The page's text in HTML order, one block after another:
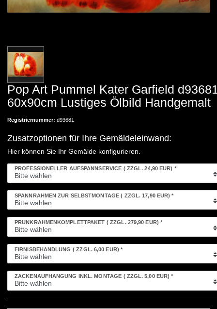
Pop Art Pummel Kater Garfield
60x90cm Lustiges Ölbild Handgemalt
Registriernummer: d93681
Zusatzoptionen für Ihre Gemäldeleinwand:
Hier können Sie Ihr Gemälde konfigurieren.
PROFESSIONELLER AUFSPANNSERVICE ( ZZGL. 24,90 EUR) *
SPANNRAHMEN ZUR SELBSTMONTAGE ( ZZGL. 17,90 EUR)*
PRUNKRAHMENKOMPLETTPAKET ( ZZGL. 279,90 EUR) *
FIRNISBEHANDLUNG ( ZZGL. 6,00 EUR) *
ZACKENAUFHÄNGUNG INKL. MONTAGE ( ZZGL. 5,00 EUR)*